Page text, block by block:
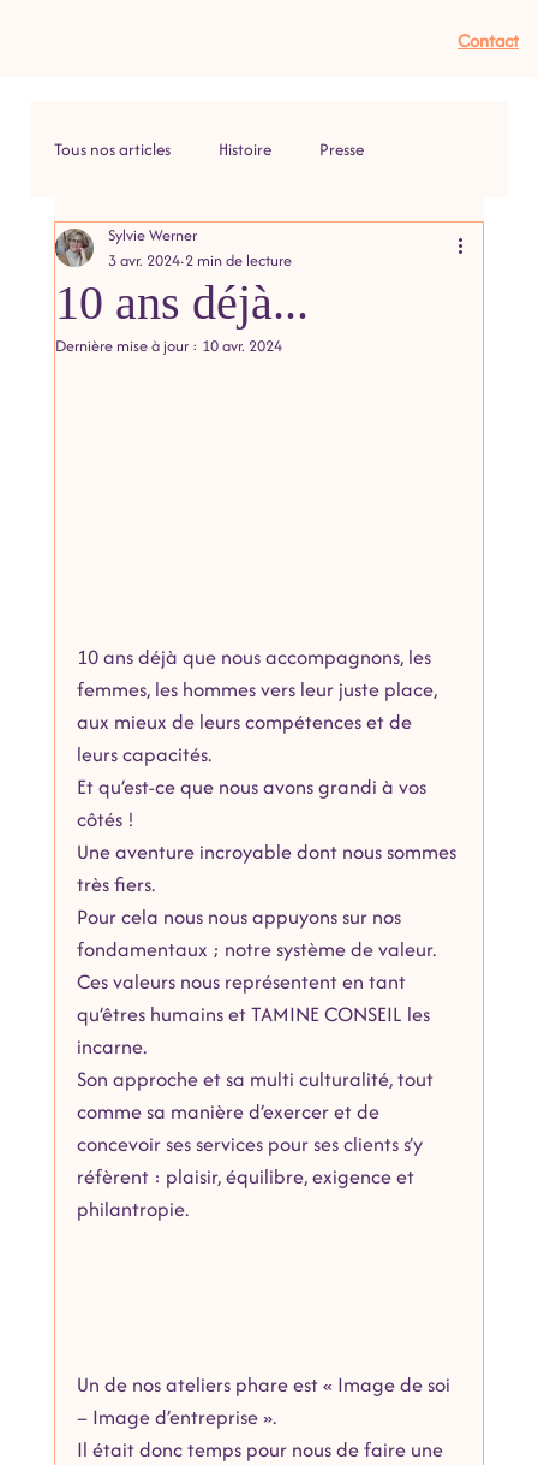
Contact
Tous nos articles Histoire Presse
10 ans déjà...
Sylvie Werner
3 avr. 2024 2 min de lecture
Dernière mise à jour : 10 avr. 2024
10 ans déjà que nous accompagnons, les
femmes, les hommes vers leur juste place,
aux mieux de leurs compétences et de
leurs capacités.
Et qu’est-ce que nous avons grandi à vos
côtés !
Une aventure incroyable dont nous sommes
très fiers.
Pour cela nous nous appuyons sur nos
fondamentaux ; notre système de valeur.
Ces valeurs nous représentent en tant
qu’êtres humains et TAMINE CONSEIL les
incarne.
Son approche et sa multi culturalité, tout
comme sa manière d’exercer et de
concevoir ses services pour ses clients s’y
réfèrent : plaisir, équilibre, exigence et
philantropie.
Un de nos ateliers phare est « Image de soi
– Image d’entreprise ».
Il était donc temps pour nous de faire une